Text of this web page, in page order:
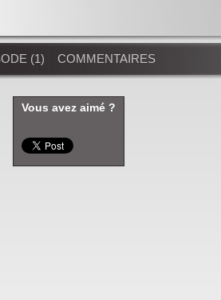
(1) COMMENTAIRES
Vous avez aimé ?